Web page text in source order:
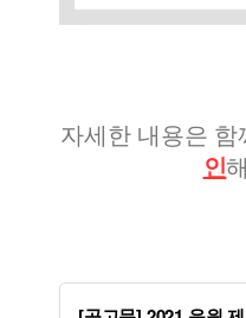
자세한 내용은 함
인